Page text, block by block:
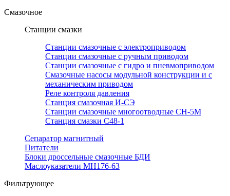
Смазочное
Станции смазки
Станции смазочные с электроприводом
Станции смазочные с ручным приводом
Станции смазочные с гидро и пневмоприводом
Смазочные насосы модульной конструкции и с
механическим приводом
Реле контроля давления
Станция смазочная И-СЭ
Станции смазочные многоотводные СН-5М
Станция смазки С48-1
Сепаратор магнитный
Питатели
Блоки дроссельные смазочные БДИ
Маслоуказатели МН176-63
Фильтрующее